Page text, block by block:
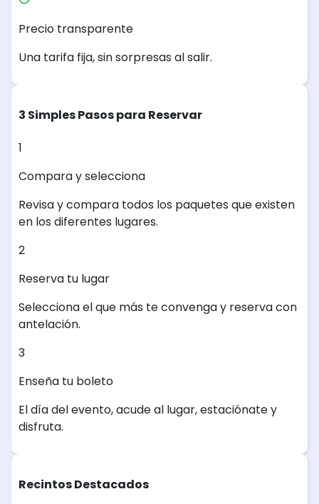
Precio transparente
Una tarifa fija, sin sorpresas al salir.
3 Simples Pasos para Reservar
1
Compara y selecciona
Revisa y compara todos los paquetes que existen
en los diferentes lugares.
2
Reserva tu lugar
Selecciona el que más te convenga y reserva con
antelación.
3
Enseña tu boleto
El día del evento, acude al lugar, estaciónate y
disfruta.
Recintos Destacados